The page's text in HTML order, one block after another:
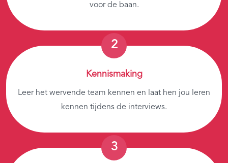
voor de baan.
Kennismaking
Leer het wervende team kennen en laat hen jou leren
kennen tijdens de interviews.